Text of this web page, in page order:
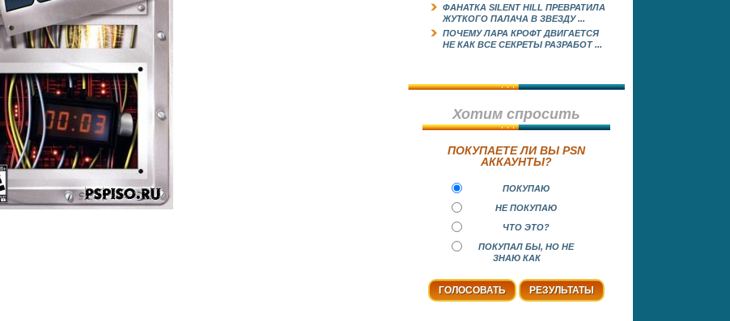
ФАНАТКА SILENT HILL ПРЕВРАТИЛА
ЖУТКОГО ПАЛАЧА В ЗВЕЗДУ ...
ПОЧЕМУ ЛАРА КРОФТ ДВИГАЕТСЯ
НЕ КАК ВСЕ СЕКРЕТЫ РАЗРАБОТ ...
Хотим спросить
ПОКУПАЕТЕ ЛИ ВЫ PSN
АККАУНТЫ?
ПОКУПАЮ
НЕ ПОКУПАЮ
ЧТО ЭТО?
ПОКУПАЛ БЫ, НО НЕ
ЗНАЮ КАК